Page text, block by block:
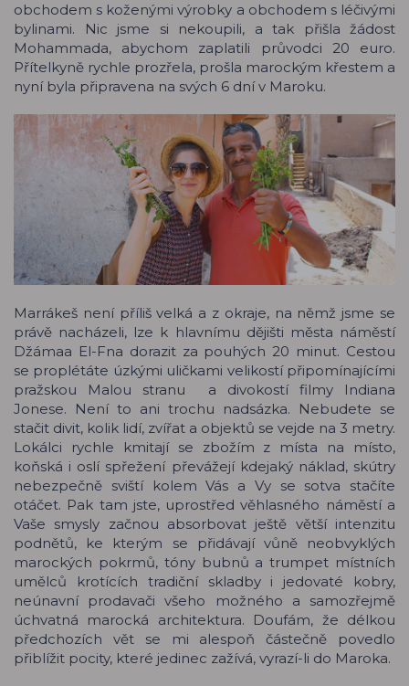
obchodem s koženými výrobky a obchodem s léčivými
bylinami. Nic jsme si nekoupili, a tak přišla žádost
Mohammada, abychom zaplatili průvodci 20 euro.
Přítelkyně rychle prozřela, prošla marockým křestem a
nyní byla připravena na svých 6 dní v Maroku.
Marrákeš není příliš velká a z okraje, na němž jsme se
právě nacházeli, lze k hlavnímu dějišti města náměstí
Džámaa El-Fna dorazit za pouhých 20 minut. Cestou
se proplétáte úzkými uličkami velikostí připomínajícími
pražskou Malou stranu a divokostí filmy Indiana
Jonese. Není to ani trochu nadsázka. Nebudete se
stačit divit, kolik lidí, zvířat a objektů se vejde na 3 metry.
Lokálci rychle kmitají se zbožím z místa na místo,
koňská i oslí spřežení převážejí kdejaký náklad, skútry
nebezpečně sviští kolem Vás a Vy se sotva stačíte
otáčet. Pak tam jste, uprostřed věhlasného náměstí a
Vaše smysly začnou absorbovat ještě větší intenzitu
podnětů, ke kterým se přidávají vůně neobvyklých
marockých pokrmů, tóny bubnů a trumpet místních
umělců krotících tradiční skladby i jedovaté kobry,
neúnavní prodavači všeho možného a samozřejmě
úchvatná marocká architektura. Doufám, že délkou
předchozích vět se mi alespoň částečně povedlo
přiblížit pocity, které jedinec zažívá, vyrazí-li do Maroka.